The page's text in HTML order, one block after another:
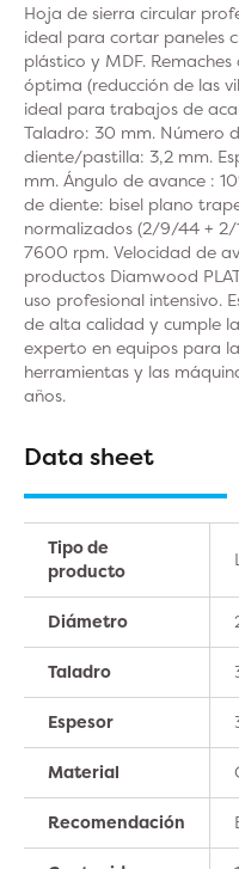
Hoja de sierra circular
ideal para cortar paneles
plástico y MDF.
óptima (reducción de las
ideal para trabajos de
Taladro: 30 mm. Número
diente/pastilla: 3,2 mm.
mm. Ángulo de avance :
de diente: bisel plano
normalizados (2/9/44 +
7600 rpm. Velocidad de
productos Diamwood
uso profesional intensivo.
de alta calidad y cumple
experto en equipos para
herramientas y las
años.
Data sheet
Tipo de
producto
Diámetro
Taladro
Espesor
Material
Recomendación